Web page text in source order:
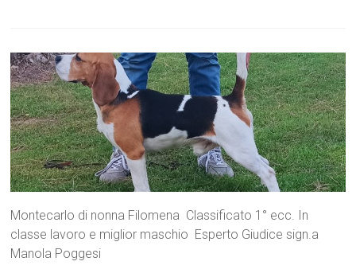
Montecarlo di nonna Filomena Classificato 1° ecc. In
classe lavoro e miglior maschio Esperto Giudice sign.a
Manola Poggesi